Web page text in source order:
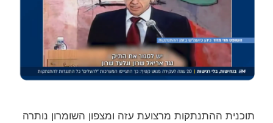
תוכנית ההתנתקות מרצועת עזה ומצפון השומרון נותרה